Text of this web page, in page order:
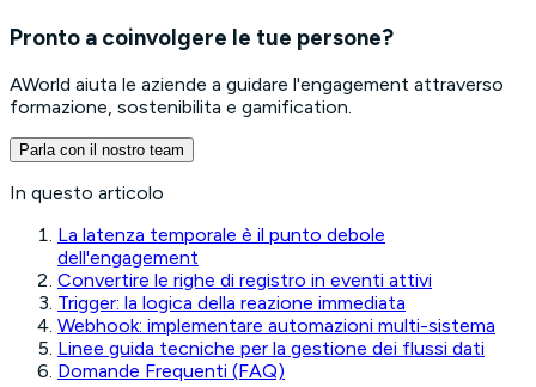
Pronto a coinvolgere le tue persone?
AWorld aiuta le aziende a guidare l'engagement attraverso
formazione, sostenibilita e gamification.
Parla con il nostro team
In questo articolo
La latenza temporale è il punto debole
dell'engagement
Convertire le righe di registro in eventi attivi
Trigger: la logica della reazione immediata
Webhook: implementare automazioni multi-sistema
Linee guida tecniche per la gestione dei flussi dati
Domande Frequenti (FAQ)